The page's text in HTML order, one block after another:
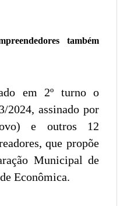
também
em 2º turno o
2024, assinado por
e outros 12
que propõe
Municipal de
Econômica.